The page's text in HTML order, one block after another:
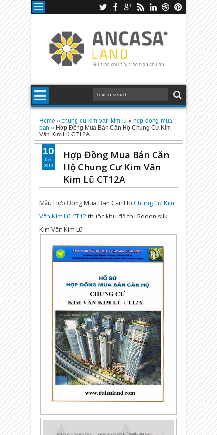
Home »chung-cu-kim-van-kim-lu »hop-dong-mua-
ban » Hợp Đồng Mua Bán Căn Hộ Chung Cư Kim
Văn Kim Lũ CT12A
Hợp Đồng Mua Bán Căn
Hộ Chung Cư Kim Văn
Kim Lũ CT12A
Mẫu Hợp Đồng Mua Bán Căn HộChung Cư Kim
Văn Kim Lũ CT12 thuộc khu đô thị Goden silk -
Kim Văn Kim Lũ
10
Dec
2013